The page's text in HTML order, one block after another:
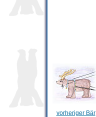
vorheriger Bär